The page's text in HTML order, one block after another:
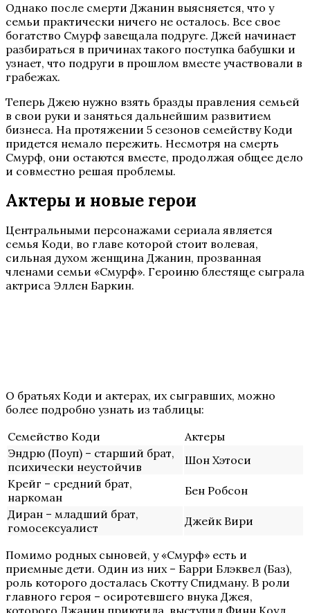
Однако после смерти Джанин выясняется, что у
семьи практически ничего не осталось. Все свое
богатство Смурф завещала подруге. Джей начинает
разбираться в причинах такого поступка бабушки и
узнает, что подруги в прошлом вместе участвовали в
грабежах.
Теперь Джею нужно взять бразды правления семьей
в свои руки и заняться дальнейшим развитием
бизнеса. На протяжении 5 сезонов семейству Коди
придется немало пережить. Несмотря на смерть
Смурф, они остаются вместе, продолжая общее дело
и совместно решая проблемы.
Актеры и новые герои
Центральными персонажами сериала является
семья Коди, во главе которой стоит волевая,
сильная духом женщина Джанин, прозванная
членами семьи «Смурф». Героиню блестяще сыграла
актриса Эллен Баркин.
О братьях Коди и актерах, их сыгравших, можно
более подробно узнать из таблицы:
Семейство Коди
Актеры
Эндрю (Поуп) – старший брат,
психически неустойчив
Шон Хэтоси
Крейг – средний брат,
наркоман
Бен Робсон
Диран – младший брат,
гомосексуалист
Джейк Вири
Помимо родных сыновей, у «Смурф» есть и
приемные дети. Один из них – Барри Блэквел (Баз),
роль которого досталась Скотту Спидману. В роли
главного героя – осиротевшего внука Джея,
которого Джанин приютила, выступил Финн Коул.